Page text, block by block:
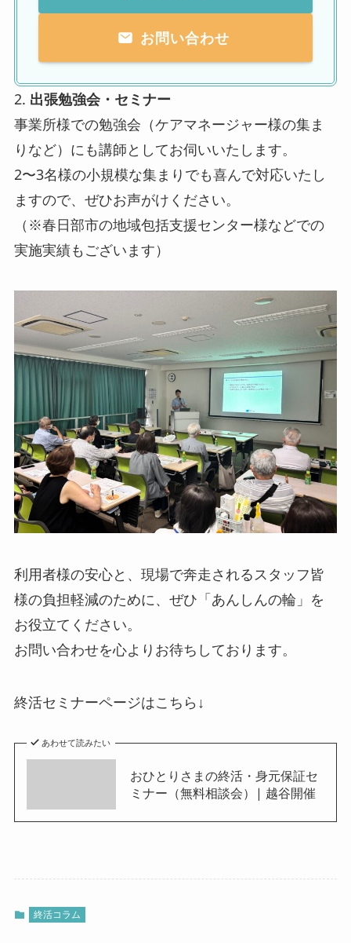
お問い合わせ
2. 出張勉強会・セミナー
事業所様での勉強会（ケアマネージャー様の集ま
りなど）にも講師としてお伺いいたします。
2〜3名様の小規模な集まりでも喜んで対応いたし
ますので、ぜひお声がけください。
（※春日部市の地域包括支援センター様などでの
実施実績もございます）
利用者様の安心と、現場で奔走されるスタッフ皆
様の負担軽減のために、ぜひ「あんしんの輪」を
お役立てください。
お問い合わせを心よりお待ちしております。
終活セミナーページはこちら↓
あわせて読みたい
おひとりさまの終活・身元保証セ
ミナー（無料相談会）| 越谷開催
終活コラム